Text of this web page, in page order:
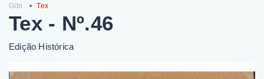
Gibi Tex
Tex - Nº.46
Edição Histórica